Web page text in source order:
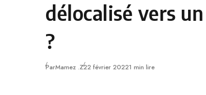
délocalisé vers
?
ParMamez .ZPublié
22 février 20221 min lire